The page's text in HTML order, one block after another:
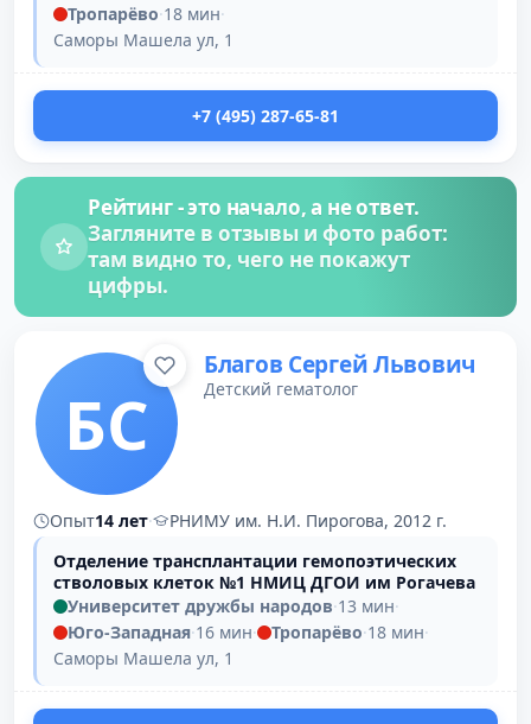
Тропарёво·18 мин·
Саморы Машела ул, 1
+7 (495) 287-65-81
Рейтинг - это начало, а не ответ.
Загляните в отзывы и фото работ:
там видно то, чего не покажут
цифры.
БС
Благов Сергей Львович
Детский гематолог
Опыт14 лет·
РНИМУ им. Н.И. Пирогова, 2012 г.
Отделение трансплантации гемопоэтических
стволовых клеток №1 НМИЦ ДГОИ им Рогачева
Университет дружбы народов·13 мин·
Юго-Западная·16 мин· Тропарёво·18 мин·
Саморы Машела ул, 1